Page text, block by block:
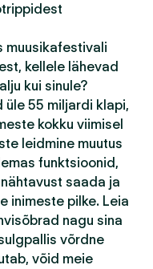
muusikafestivali
kellele lähevad
kui sinule?
üle 55 miljardi klapi,
kokku viimisel
leidmine muutus
funktsioonid,
saada ja
inimeste pilke. Leia
nagu sina
võrdne
võid meie